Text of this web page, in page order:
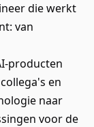
die werkt
van
producten
en
naar
voor de